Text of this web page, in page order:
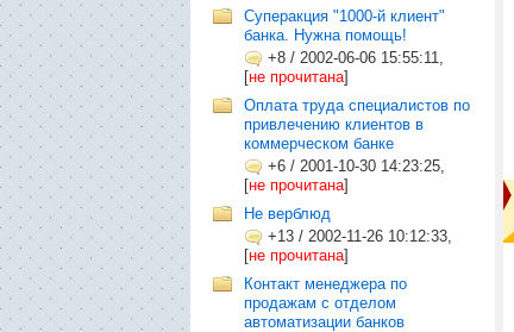
Cуперакция "1000-й клиент"
банка. Нужна помощь!
+8 / 2002-06-06 15:55:11,
[не прочитана]
Оплата труда специалистов по
привлечению клиентов в
коммерческом банке
+6 / 2001-10-30 14:23:25,
[не прочитана]
Не верблюд
+13 / 2002-11-26 10:12:33,
[не прочитана]
Контакт менеджера по
продажам с отделом
автоматизации банков